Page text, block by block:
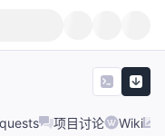
项目讨论 Wiki